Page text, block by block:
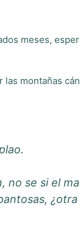
meses,
las montañas
no se si el